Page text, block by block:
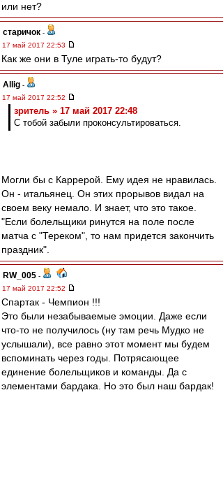
или нет?
старичок -
17 май 2017 22:53
Как же они в Туле играть-то будут?
Allig -
17 май 2017 22:52
зpитель » 17 май 2017 22:48
С тобой забыли проконсультироваться.
Могли бы с Каррерой. Ему идея не нравилась.
Он - итальянец. Он этих прорывов видал на
своем веку немало. И знает, что это такое.
"Если болельщики ринутся на поле после
матча с "Тереком", то нам придется закончить
праздник".
RW_005 -
17 май 2017 22:52
Спартак - Чемпион !!!
Это были незабываемые эмоции. Даже если
что-то не получилось (ну там речь Мудко не
услышали), все равно этот момент мы будем
вспоминать через годы. Потрясающее
единение болельщиков и команды. Да с
элементами бардака. Но это был наш бардак!